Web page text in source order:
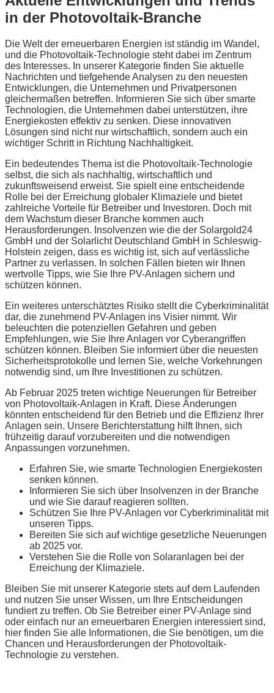
in der Photovoltaik-Branche
Die Welt der erneuerbaren Energien ist ständig im Wandel,
und die Photovoltaik-Technologie steht dabei im Zentrum
des Interesses. In unserer Kategorie finden Sie aktuelle
Nachrichten und tiefgehende Analysen zu den neuesten
Entwicklungen, die Unternehmen und Privatpersonen
gleichermaßen betreffen. Informieren Sie sich über smarte
Technologien, die Unternehmen dabei unterstützen, ihre
Energiekosten effektiv zu senken. Diese innovativen
Lösungen sind nicht nur wirtschaftlich, sondern auch ein
wichtiger Schritt in Richtung Nachhaltigkeit.
Ein bedeutendes Thema ist die Photovoltaik-Technologie
selbst, die sich als nachhaltig, wirtschaftlich und
zukunftsweisend erweist. Sie spielt eine entscheidende
Rolle bei der Erreichung globaler Klimaziele und bietet
zahlreiche Vorteile für Betreiber und Investoren. Doch mit
dem Wachstum dieser Branche kommen auch
Herausforderungen. Insolvenzen wie die der Solargold24
GmbH und der Solarlicht Deutschland GmbH in Schleswig-
Holstein zeigen, dass es wichtig ist, sich auf verlässliche
Partner zu verlassen. In solchen Fällen bieten wir Ihnen
wertvolle Tipps, wie Sie Ihre PV-Anlagen sichern und
schützen können.
Ein weiteres unterschätztes Risiko stellt die Cyberkriminalität
dar, die zunehmend PV-Anlagen ins Visier nimmt. Wir
beleuchten die potenziellen Gefahren und geben
Empfehlungen, wie Sie Ihre Anlagen vor Cyberangriffen
schützen können. Bleiben Sie informiert über die neuesten
Sicherheitsprotokolle und lernen Sie, welche Vorkehrungen
notwendig sind, um Ihre Investitionen zu schützen.
Ab Februar 2025 treten wichtige Neuerungen für Betreiber
von Photovoltaik-Anlagen in Kraft. Diese Änderungen
könnten entscheidend für den Betrieb und die Effizienz Ihrer
Anlagen sein. Unsere Berichterstattung hilft Ihnen, sich
frühzeitig darauf vorzubereiten und die notwendigen
Anpassungen vorzunehmen.
Erfahren Sie, wie smarte Technologien Energiekosten
senken können.
Informieren Sie sich über Insolvenzen in der Branche
und wie Sie darauf reagieren sollten.
Schützen Sie Ihre PV-Anlagen vor Cyberkriminalität mit
unseren Tipps.
Bereiten Sie sich auf wichtige gesetzliche Neuerungen
ab 2025 vor.
Verstehen Sie die Rolle von Solaranlagen bei der
Erreichung der Klimaziele.
Bleiben Sie mit unserer Kategorie stets auf dem Laufenden
und nutzen Sie unser Wissen, um Ihre Entscheidungen
fundiert zu treffen. Ob Sie Betreiber einer PV-Anlage sind
oder einfach nur an erneuerbaren Energien interessiert sind,
hier finden Sie alle Informationen, die Sie benötigen, um die
Chancen und Herausforderungen der Photovoltaik-
Technologie zu verstehen.